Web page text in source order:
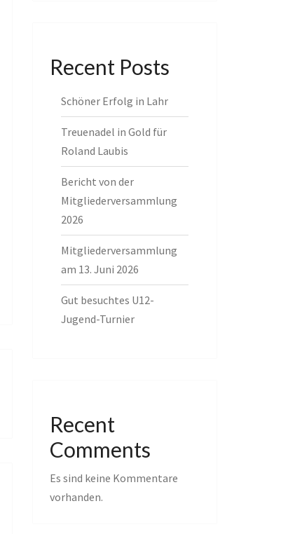
Recent Posts
Schöner Erfolg in Lahr
Treuenadel in Gold für
Roland Laubis
Bericht von der
Mitgliederversammlung
2026
Mitgliederversammlung
am 13. Juni 2026
Gut besuchtes U12-
Jugend-Turnier
Recent
Comments
Es sind keine Kommentare
vorhanden.